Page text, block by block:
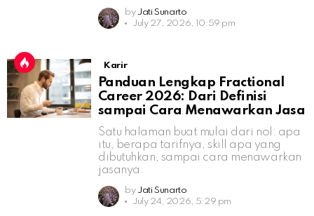
by Jati Sunarto
July 27, 2026, 10:59 pm
Karir
Panduan Lengkap Fractional
Career 2026: Dari Definisi
sampai Cara Menawarkan Jasa
Satu halaman buat mulai dari nol: apa
itu, berapa tarifnya, skill apa yang
dibutuhkan, sampai cara menawarkan
jasanya.
by Jati Sunarto
July 24, 2026, 5:29 pm